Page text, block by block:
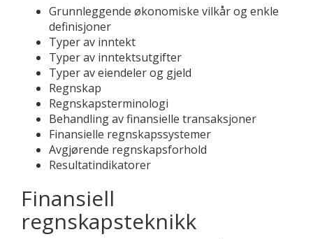
Grunnleggende økonomiske vilkår og enkle
definisjoner
Typer av inntekt
Typer av inntektsutgifter
Typer av eiendeler og gjeld
Regnskap
Regnskapsterminologi
Behandling av finansielle transaksjoner
Finansielle regnskapssystemer
Avgjørende regnskapsforhold
Resultatindikatorer
Finansiell
regnskapsteknikk